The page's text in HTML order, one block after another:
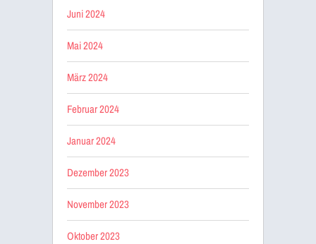
Juni 2024
Mai 2024
März 2024
Februar 2024
Januar 2024
Dezember 2023
November 2023
Oktober 2023